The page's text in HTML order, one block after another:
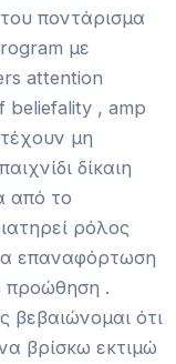
ποντάρισμα
με
attention
beliefality , amp
μη
δίκαιη
από το
ρόλος
επαναφόρτωση
προώθηση .
βεβαιώνομαι ότι
βρίσκω εκτιμώ